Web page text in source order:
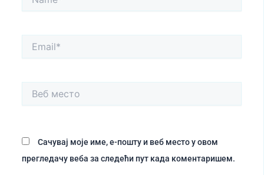
Email*
Веб
место
Сачувај моје име, е-пошту и веб место у овом
прегледачу веба за следећи пут када коментаришем.